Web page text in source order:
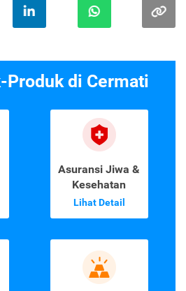
Produk di Cermati
Asuransi Jiwa &
Kesehatan
Lihat Detail